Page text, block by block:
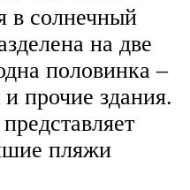
в солнечный
на две
половинка –
прочие здания.
пляжи